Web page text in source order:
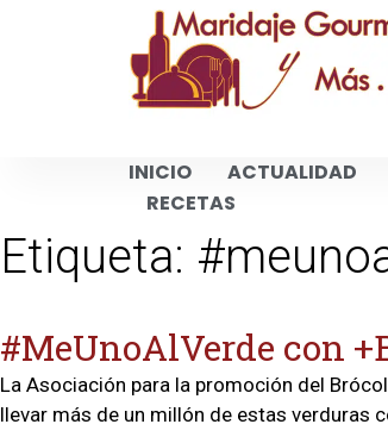
INICIO ACTUALIDAD
RECETAS
Etiqueta:
#MeUnoAlVerde con
La Asociación para la promoción del
llevar más de un millón de estas verduras